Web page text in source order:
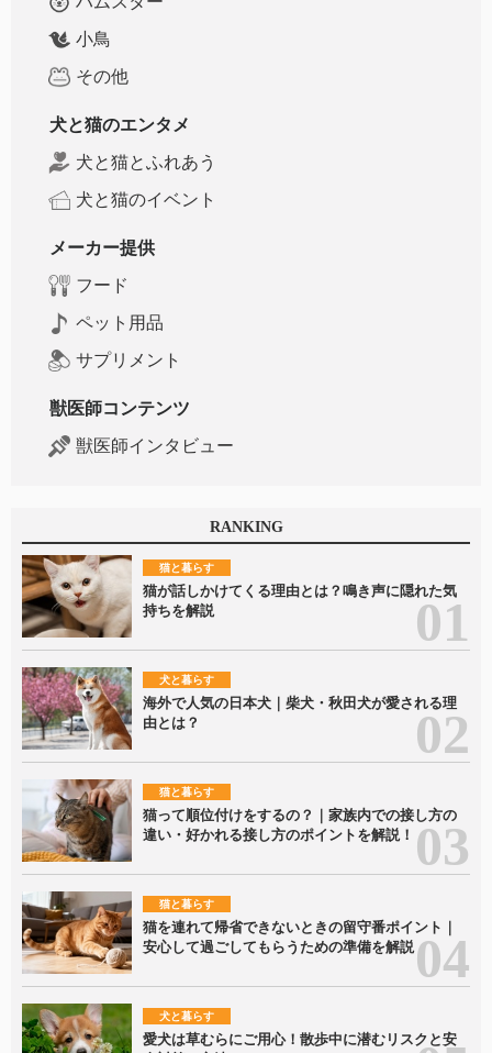
小鳥
その他
犬と猫のエンタメ
犬と猫とふれあう
犬と猫のイベント
メーカー提供
フード
ペット用品
サプリメント
獣医師コンテンツ
獣医師インタビュー
RANKING
猫と暮らす
猫が話しかけてくる理由とは？鳴き声に隠れた気
持ちを解説
犬と暮らす
海外で人気の日本犬｜柴犬・秋田犬が愛される理
由とは？
猫と暮らす
猫って順位付けをするの？｜家族内での接し方の
違い・好かれる接し方のポイントを解説！
猫と暮らす
猫を連れて帰省できないときの留守番ポイント｜
安心して過ごしてもらうための準備を解説
犬と暮らす
愛犬は草むらにご用心！散歩中に潜むリスクと安